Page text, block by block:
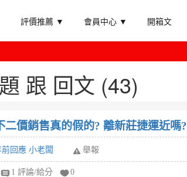
評價推薦 ▼ 會員中心 ▼ 開箱文
跟 回文 (43)
二價銷售真的假的? 離新莊捷運近嗎?
回應 小老闆 舉報
1 評論/給分 0